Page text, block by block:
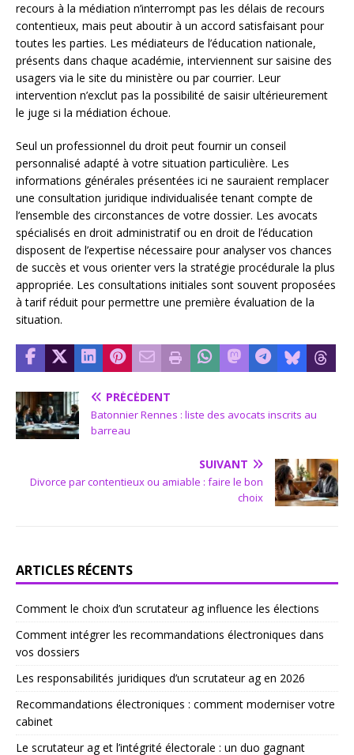
recours à la médiation n’interrompt pas les délais de recours
contentieux, mais peut aboutir à un accord satisfaisant pour
toutes les parties. Les médiateurs de l’éducation nationale,
présents dans chaque académie, interviennent sur saisine des
usagers via le site du ministère ou par courrier. Leur
intervention n’exclut pas la possibilité de saisir ultérieurement
le juge si la médiation échoue.
Seul un professionnel du droit peut fournir un conseil
personnalisé adapté à votre situation particulière. Les
informations générales présentées ici ne sauraient remplacer
une consultation juridique individualisée tenant compte de
l’ensemble des circonstances de votre dossier. Les avocats
spécialisés en droit administratif ou en droit de l’éducation
disposent de l’expertise nécessaire pour analyser vos chances
de succès et vous orienter vers la stratégie procédurale la plus
appropriée. Les consultations initiales sont souvent proposées
à tarif réduit pour permettre une première évaluation de la
situation.
PRÉCÉDENT
Batonnier Rennes : liste des avocats inscrits au
barreau
SUIVANT
Divorce par contentieux ou amiable : faire le bon
choix
ARTICLES RÉCENTS
Comment le choix d’un scrutateur ag influence les élections
Comment intégrer les recommandations électroniques dans
vos dossiers
Les responsabilités juridiques d’un scrutateur ag en 2026
Recommandations électroniques : comment moderniser votre
cabinet
Le scrutateur ag et l’intégrité électorale : un duo gagnant